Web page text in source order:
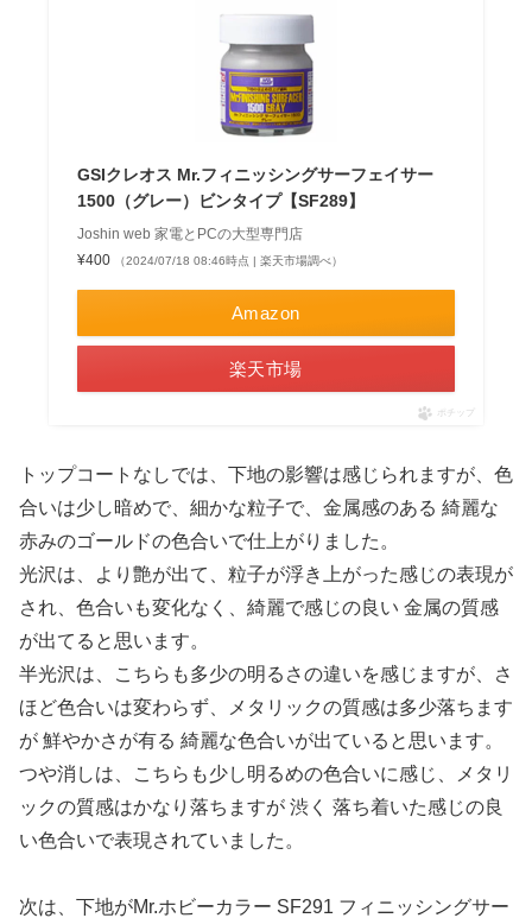
GSIクレオス Mr.フィニッシングサーフェイサー
1500（グレー）ビンタイプ【SF289】
Joshin web 家電とPCの大型専門店
¥400
（2024/07/18 08:46時点 | 楽天市場調べ）
Amazon
楽天市場
ポチップ
トップコートなしでは、下地の影響は感じられますが、色
合いは少し暗めで、細かな粒子で、金属感のある 綺麗な
赤みのゴールドの色合いで仕上がりました。
光沢は、より艶が出て、粒子が浮き上がった感じの表現が
され、色合いも変化なく、綺麗で感じの良い 金属の質感
が出てると思います。
半光沢は、こちらも多少の明るさの違いを感じますが、さ
ほど色合いは変わらず、メタリックの質感は多少落ちます
が 鮮やかさが有る 綺麗な色合いが出ていると思います。
つや消しは、こちらも少し明るめの色合いに感じ、メタリ
ックの質感はかなり落ちますが 渋く 落ち着いた感じの良
い色合いで表現されていました。
次は、下地がMr.ホビーカラー SF291 フィニッシングサー